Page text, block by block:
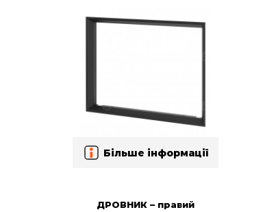
Більше інформації
ДРОВНИК – правий